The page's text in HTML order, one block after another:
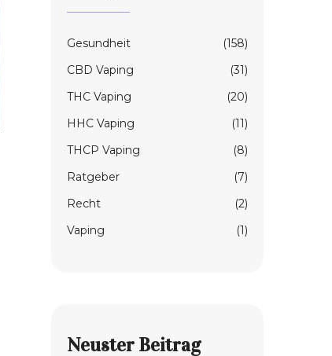
Gesundheit
(158)
CBD Vaping
(31)
THC Vaping
(20)
HHC Vaping
(11)
THCP Vaping
(8)
Ratgeber
(7)
Recht
(2)
Vaping
(1)
Neuster Beitrag